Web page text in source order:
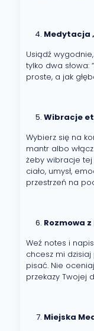
Medytacja
Usiądź
tylko dwa słowa:
proste, a jak
Wibracje
Wybierz się na
mantr albo
żeby wibracje tej
ciało, umysł,
przestrzeń na
Rozmowa z
Weź notes i
chcesz mi
pisać. Nie
przekazy Twojej
Miejska